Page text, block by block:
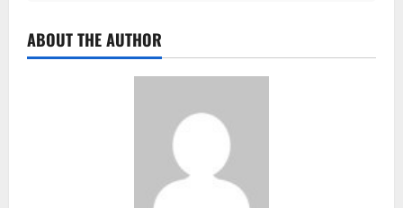
ABOUT THE AUTHOR